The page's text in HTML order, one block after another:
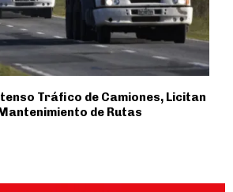
Tráfico de Camiones, Licitan
de Rutas